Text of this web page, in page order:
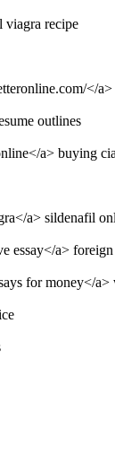
viagra recipe
</
outlines
a> buying
a> sildenafil
a> foreign
for money</